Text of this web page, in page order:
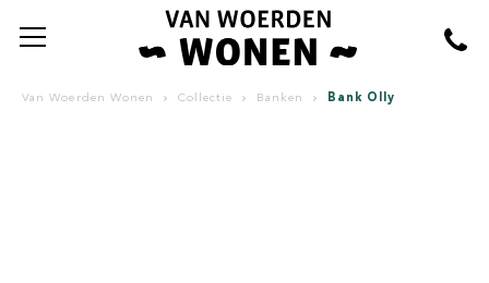
Van Woerden Wonen Collectie Banken Bank Olly